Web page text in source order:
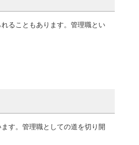
ることもあります。管理職とい
す。管理職としての道を切り開